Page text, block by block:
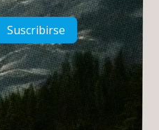
Suscribirse